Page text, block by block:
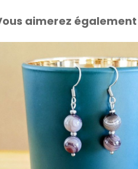
aimerez également